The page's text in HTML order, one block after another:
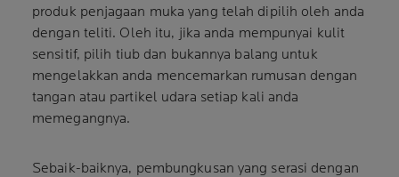
produk penjagaan muka yang telah dipilih oleh anda
dengan teliti. Oleh itu, jika anda mempunyai kulit
sensitif, pilih tiub dan bukannya balang untuk
mengelakkan anda mencemarkan rumusan dengan
tangan atau partikel udara setiap kali anda
memegangnya.
Sebaik-baiknya, pembungkusan yang serasi dengan